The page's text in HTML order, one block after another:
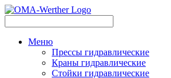
Меню
Прессы гидравлические
Краны гидравлические
Стойки гидравлические